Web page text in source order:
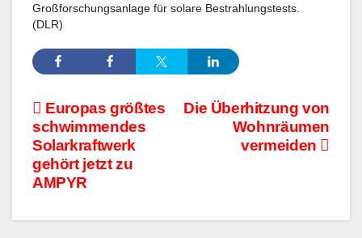
Großforschungsanlage für solare Bestrahlungstests.
(DLR)
BeitragsnavigationDie Überhitzung von
Wohnräumen
vermeiden
Europas größtes
schwimmendes
Solarkraftwerk
gehört jetzt zu
AMPYR